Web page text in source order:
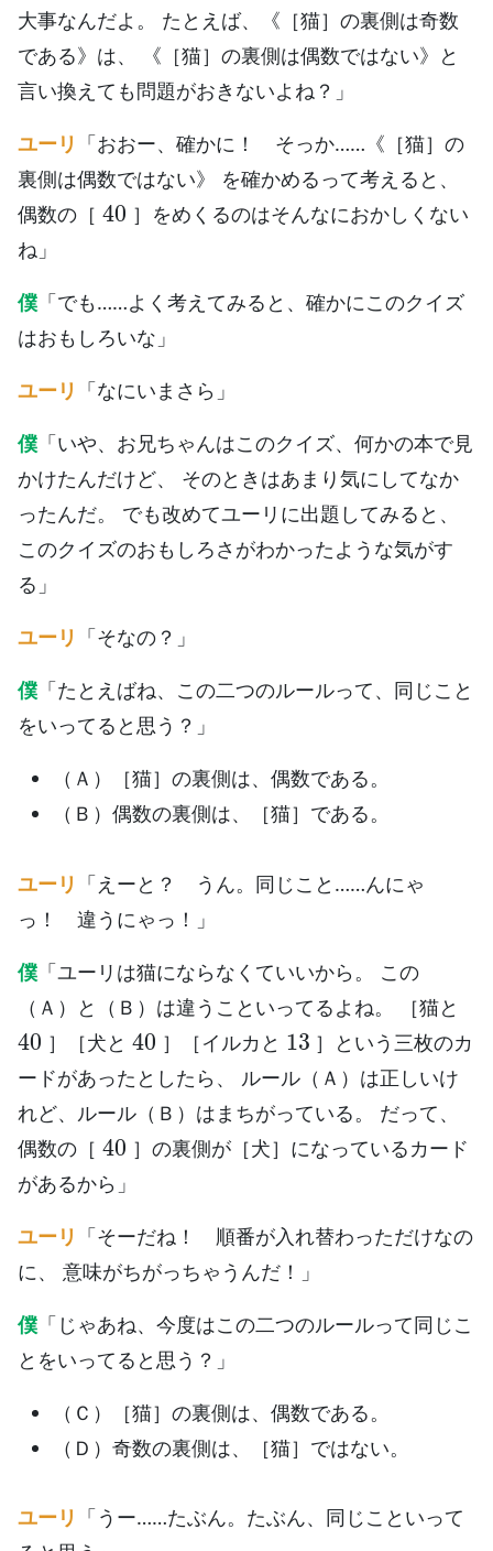
大事なんだよ。 たとえば、《［猫］の裏側は奇数
である》は、 《［猫］の裏側は偶数ではない》と
言い換えても問題がおきないよね？」
ユーリ 「おおー、確かに！ そっか……《［猫］の
裏側は偶数ではない》 を確かめるって考えると、
偶数の［
40
］をめくるのはそんなにおかしくない
ね」
僕 「でも……よく考えてみると、確かにこのクイズ
はおもしろいな」
ユーリ 「なにいまさら」
僕 「いや、お兄ちゃんはこのクイズ、何かの本で見
かけたんだけど、 そのときはあまり気にしてなか
ったんだ。 でも改めてユーリに出題してみると、
このクイズのおもしろさがわかったような気がす
る」
ユーリ 「そなの？」
僕 「たとえばね、この二つのルールって、同じこと
をいってると思う？」
（Ａ）［猫］の裏側は、偶数である。
（Ｂ）偶数の裏側は、［猫］である。
ユーリ 「えーと？ うん。同じこと……んにゃ
っ！ 違うにゃっ！」
僕 「ユーリは猫にならなくていいから。 この
（Ａ）と（Ｂ）は違うこといってるよね。 ［猫と
40
］［犬と
40
］［イルカと
13
］という三枚のカ
ードがあったとしたら、 ルール（Ａ）は正しいけ
れど、ルール（Ｂ）はまちがっている。 だって、
偶数の［
40
］の裏側が［犬］になっているカード
があるから」
ユーリ 「そーだね！ 順番が入れ替わっただけなの
に、 意味がちがっちゃうんだ！」
僕 「じゃあね、今度はこの二つのルールって同じこ
とをいってると思う？」
（Ｃ）［猫］の裏側は、偶数である。
（Ｄ）奇数の裏側は、［猫］ではない。
ユーリ 「うー……たぶん。たぶん、同じこといって